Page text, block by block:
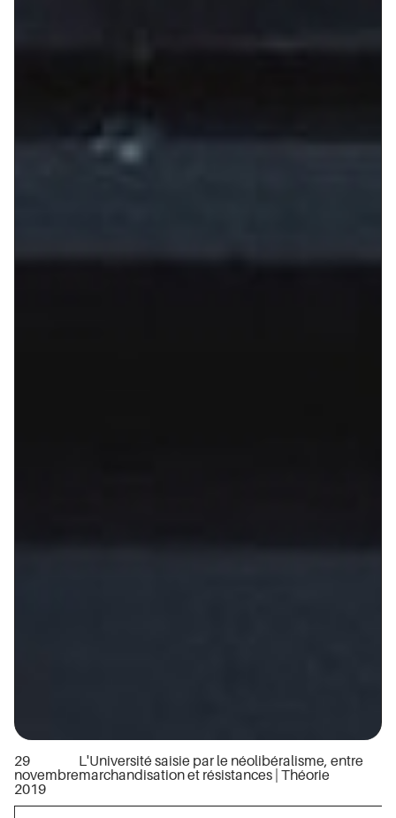
29
novembre
2019
L'Université saisie par le néolibéralisme, entre
marchandisation et résistances| Théorie